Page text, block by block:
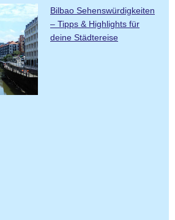
Bilbao Sehenswürdigkeiten
– Tipps & Highlights für
deine Städtereise